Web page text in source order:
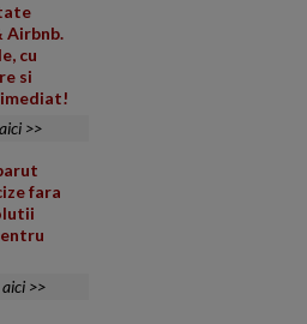
Airbnb.
cu
si
>>
fara
>>